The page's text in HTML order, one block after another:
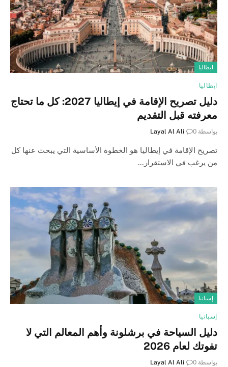
ايطاليا
ايطاليا
دليل تصريح الإقامة في إيطاليا 2027: كل ما تحتاج
معرفته قبل التقديم
بواسطة Layal Al Ali 0
تصريح الإقامة في إيطاليا هو الخطوة الأساسية التي يبحث عنها كل
من يرغب في الاستقرار…
إسبانيا
إسبانيا
دليل السياحة في برشلونة وأهم المعالم التي لا
تفوتك لعام 2026
بواسطة Layal Al Ali 0